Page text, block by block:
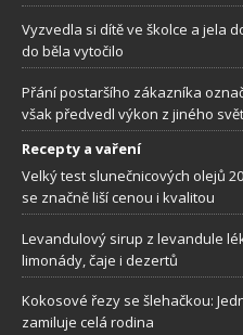
Vyzvedla si dítě ve školce a jela
do běla vytočilo
Přání postaršího zákazníka
však předvedl výkon z jiného
Recepty a vaření
Velký test slunečnicových olejů
se značně liší cenou i kvalitou
Levandulový sirup z levandule
limonády, čaje i dezertů
Kokosové řezy se šlehačkou:
zamiluje celá rodina